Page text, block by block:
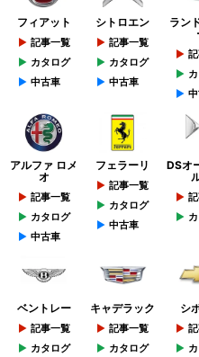
フィアット
記事一覧
カタログ
中古車
シトロエン
記事一覧
カタログ
中古車
ラン
アルファ ロメ
オ
記事一覧
カタログ
中古車
フェラーリ
記事一覧
カタログ
中古車
DSオ
ベントレー
記事一覧
カタログ
キャデラック
記事一覧
カタログ
シ